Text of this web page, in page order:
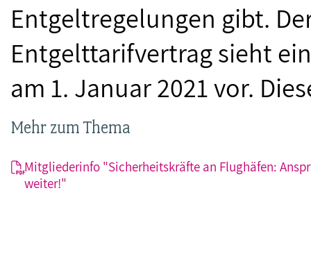
Entgeltregelungen gibt.
Entgelttarifvertrag sieht
am 1. Januar 2021 vor.
Mehr zum Thema
Mitgliederinfo "Sicherheitskräfte an Flughäfen:
weiter!"